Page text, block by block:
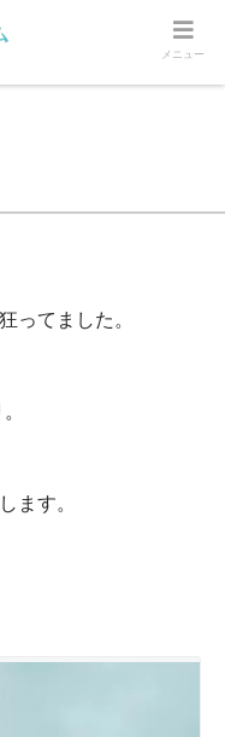
ナーカット
ってました。
ます。
メニュー